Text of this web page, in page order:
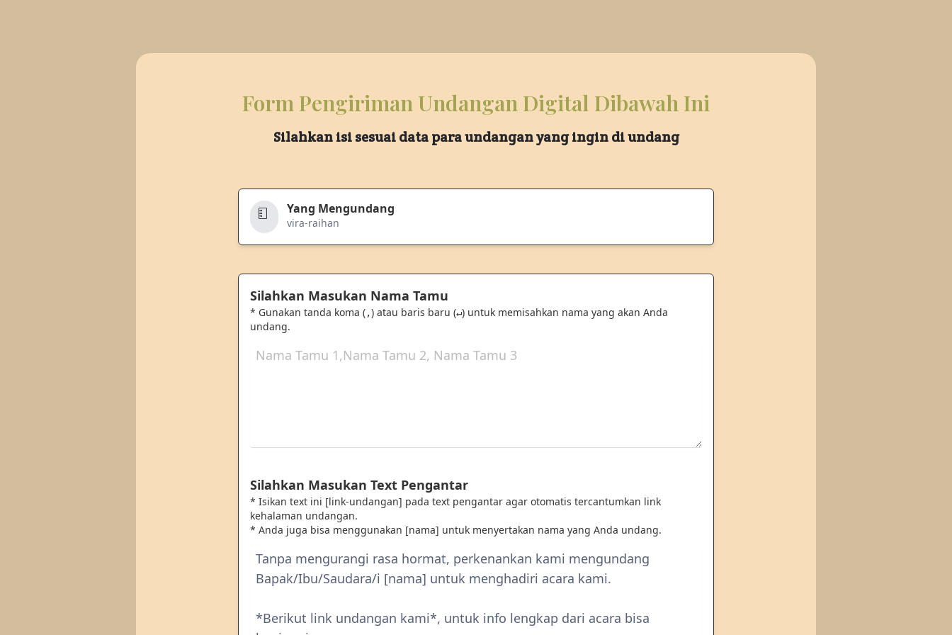
Form Pengiriman Undangan Digital Dibawah Ini
Silahkan isi sesuai data para undangan yang ingin di undang
Yang Mengundang
vira-raihan
Silahkan Masukan Nama Tamu
* Gunakan tanda koma (,) atau baris baru (↵) untuk memisahkan nama yang akan Anda
undang.
Silahkan Masukan Text Pengantar
* Isikan text ini [link-undangan] pada text pengantar agar otomatis tercantumkan link
kehalaman undangan.
* Anda juga bisa menggunakan [nama] untuk menyertakan nama yang Anda undang.